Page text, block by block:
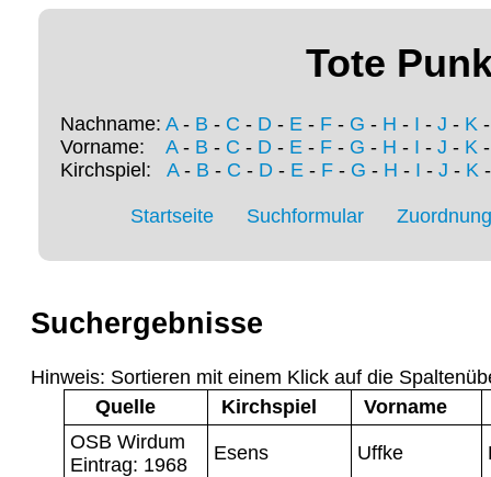
Tote
Nachname: A- B - C - D - E - F - G - H - I - J - K
Vorname: A- B - C - D - E - F - G - H - I - J - K
Kirchspiel: A- B - C - D- E- F- G - H - I - J - K
Startseite Suchformular
Suchergebnisse
Hinweis: Sortieren mit einem Klick auf die
Quelle
Kirchspiel
Vorname
OSB Wirdum
Eintrag: 1968
Esens Uffke